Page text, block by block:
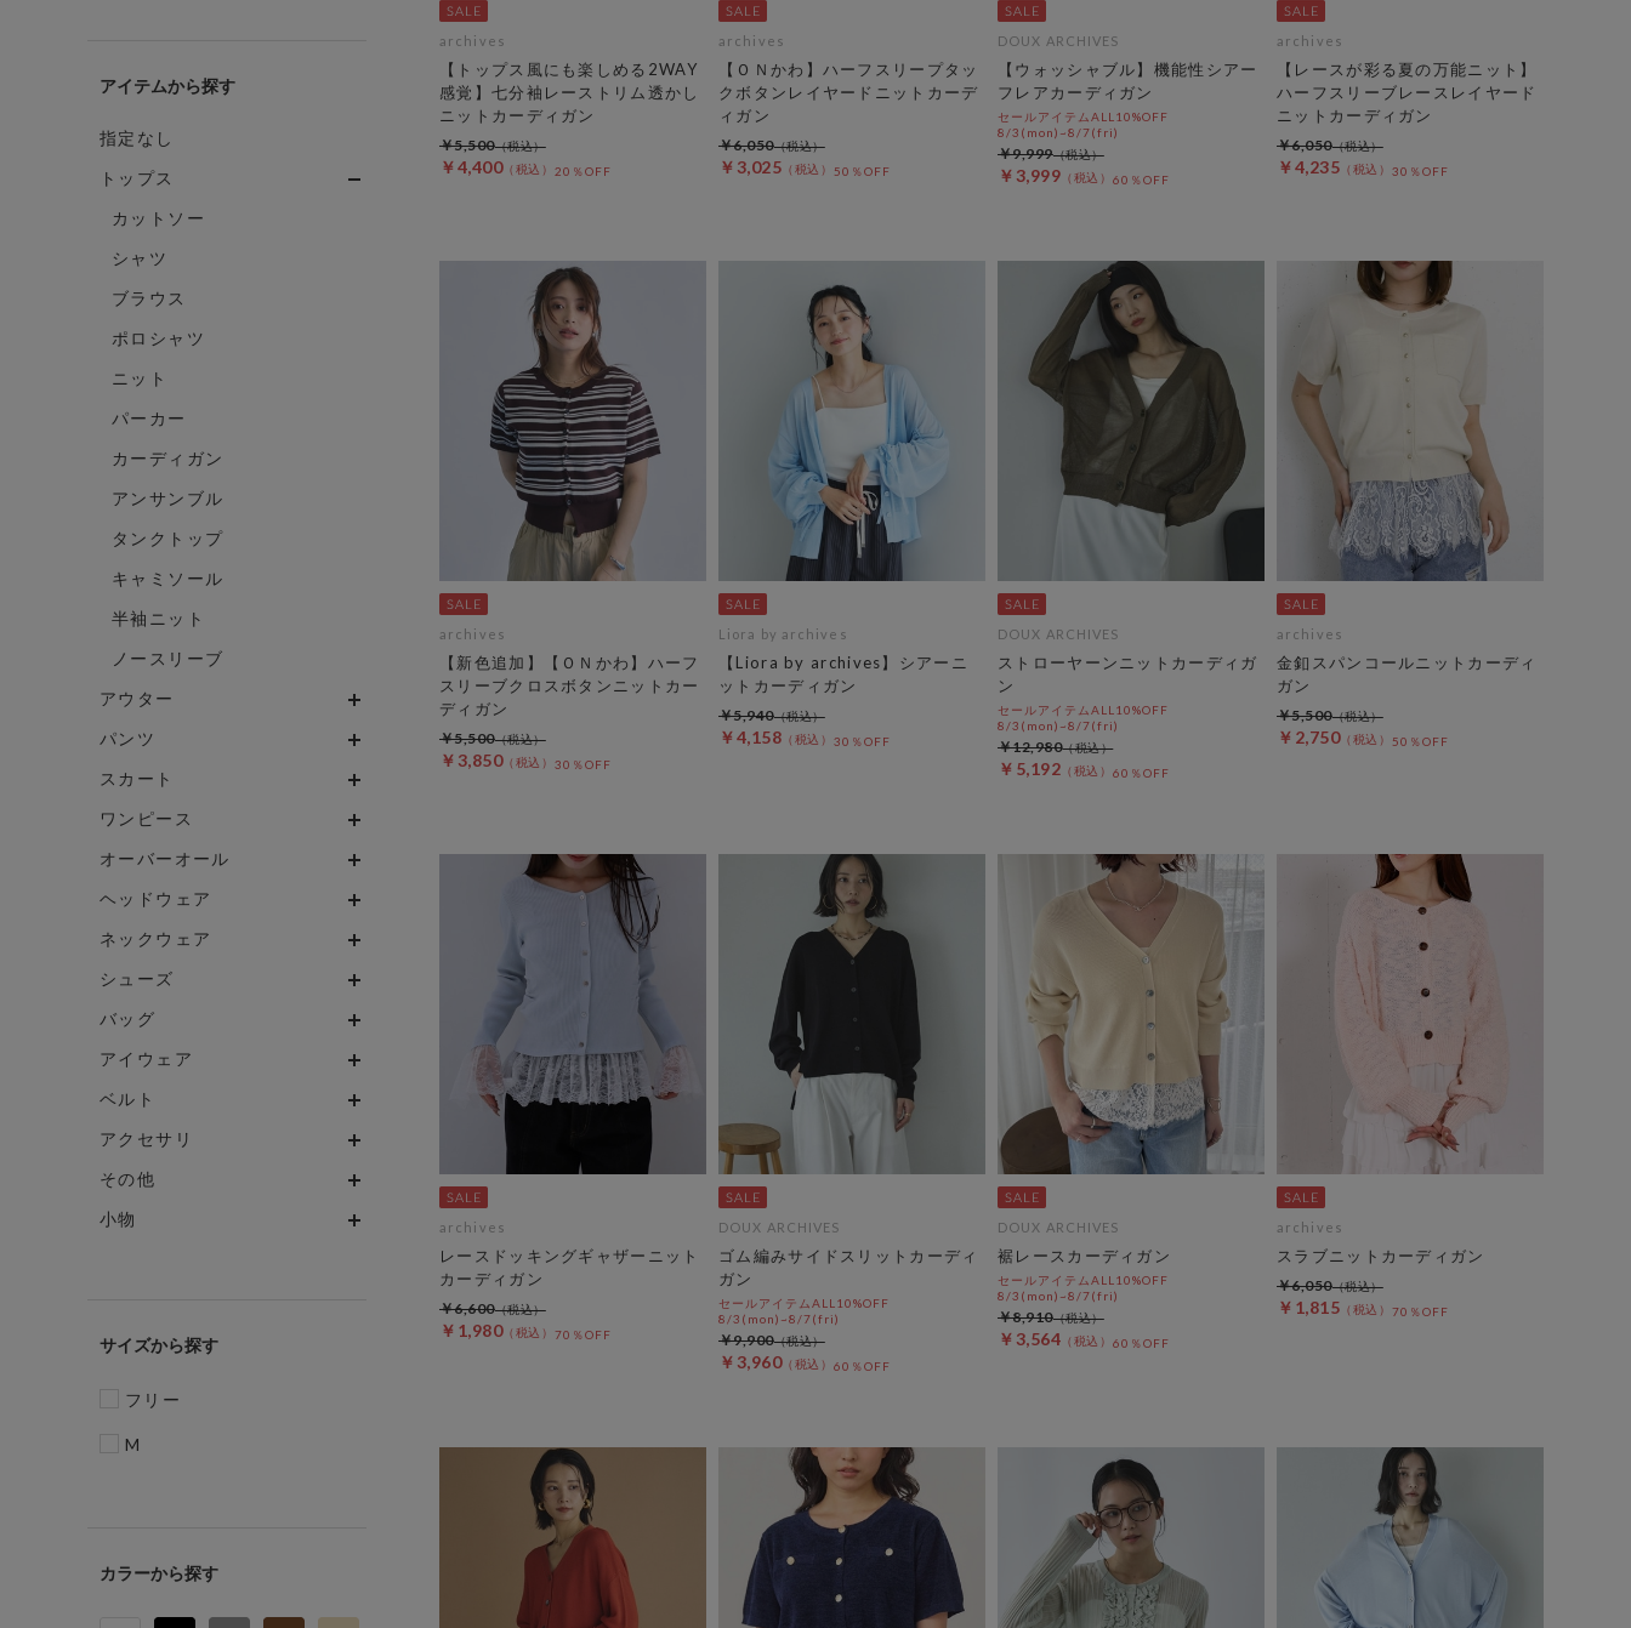
アイテム
指定なし
トップス
カットソー
シャツ
ブラウス
ポロシャツ
ニット
パーカー
カーディガン
アンサンブル
タンクトップ
キャミソール
半袖ニット
ノースリーブ
アウター
パンツ
スカート
ワンピース
オーバーオール
ヘッドウェア
ネックウェア
シューズ
バッグ
アイウェア
ベルト
アクセサリ
その他
小物
サイズ
フリー
M
カラー
archives
【トップス風にも楽しめる2WAY
感覚】七分袖レーストリム透かし
ニットカーディガン
￥4,400 20％OFF
￥5,500
archives
【ＯＮかわ】ハーフスリープタッ
クボタンレイヤードニットカーデ
ィガン
￥3,025 50％OFF
￥6,050
DOUX ARCHIVES
【ウォッシャブル】機能性シアー
フレアカーディガン
セールアイテムALL10%OFF
8/3(mon)~8/7(fri)
￥3,999 60％OFF
￥9,999
archives
【レースが彩る夏の万能ニット】
ハーフスリーブレースレイヤード
ニットカーディガン
￥4,235 30％OFF
￥6,050
archives
【新色追加】【ＯＮかわ】ハーフ
スリーブクロスボタンニットカー
ディガン
￥3,850 30％OFF
￥5,500
Liora by archives
【Liora by archives】シアーニ
ットカーディガン
￥4,158 30％OFF
￥5,940
DOUX ARCHIVES
ストローヤーンニットカーディガ
ン
セールアイテムALL10%OFF
8/3(mon)~8/7(fri)
￥5,192 60％OFF
￥12,980
archives
金釦スパンコールニットカーディ
ガン
￥2,750 50％OFF
￥5,500
archives
レースドッキングギャザーニット
カーディガン
￥1,980 70％OFF
￥6,600
DOUX ARCHIVES
ゴム編みサイドスリットカーディ
ガン
セールアイテムALL10%OFF
8/3(mon)~8/7(fri)
￥3,960 60％OFF
￥9,900
DOUX ARCHIVES
裾レースカーディガン
セールアイテムALL10%OFF
8/3(mon)~8/7(fri)
￥3,564 60％OFF
￥8,910
archives
スラブニットカーディガン
￥1,815 70％OFF
￥6,050